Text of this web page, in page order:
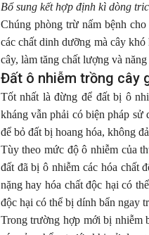
Bổ sung kết hợp định kì dòng
Chúng phòng trừ nấm bệnh
các chất dinh dưỡng mà cây
cây, làm tăng chất lượng và
Đất ô nhiễm trồng cây
Tốt nhất là đừng để đất bị ô
kháng vẫn phải có biện pháp
để bỏ đất bị hoang hóa, không
Tùy theo mức độ ô nhiễm của
đất đã bị ô nhiễm các hóa chất
nặng hay hóa chất độc hại có
độc hại có thể bị dính bẩn ngay
Trong trường hợp mới bị nhiễm